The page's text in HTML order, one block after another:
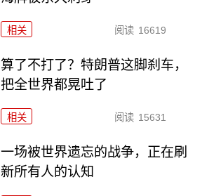
相关 阅读 16619
算了不打了？特朗普这脚刹车，
把全世界都晃吐了
相关 阅读 15631
一场被世界遗忘的战争，正在刷
新所有人的认知